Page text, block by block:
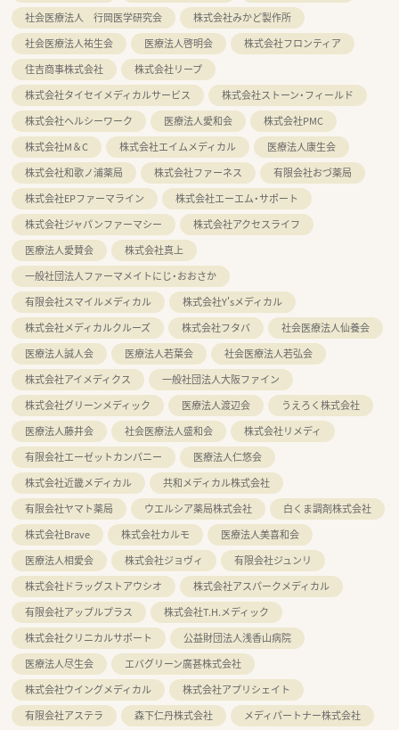
社会医療法人 行岡医学研究会
株式会社みかど製作所
社会医療法人祐生会
医療法人啓明会
株式会社フロンティア
住吉商事株式会社
株式会社リープ
株式会社タイセイメディカルサービス
株式会社ストーン・フィールド
株式会社ヘルシーワーク
医療法人愛和会
株式会社PMC
株式会社M＆C
株式会社エイムメディカル
医療法人康生会
株式会社和歌ノ浦薬局
株式会社ファーネス
有限会社おづ薬局
株式会社EPファーマライン
株式会社エーエム・サポート
株式会社ジャパンファーマシー
株式会社アクセスライフ
医療法人愛賛会
株式会社真上
一般社団法人ファーマメイトにじ・おおさか
有限会社スマイルメディカル
株式会社Y'sメディカル
株式会社メディカルクルーズ
株式会社フタバ
社会医療法人仙養会
医療法人誠人会
医療法人若葉会
社会医療法人若弘会
株式会社アイメディクス
一般社団法人大阪ファイン
株式会社グリーンメディック
医療法人渡辺会
うえろく株式会社
医療法人藤井会
社会医療法人盛和会
株式会社リメディ
有限会社エーゼットカンパニー
医療法人仁悠会
株式会社近畿メディカル
共和メディカル株式会社
有限会社ヤマト薬局
ウエルシア薬局株式会社
白くま調剤株式会社
株式会社Brave
株式会社カルモ
医療法人美喜和会
医療法人相愛会
株式会社ジョヴィ
有限会社ジュンリ
株式会社ドラッグストアウシオ
株式会社アスパークメディカル
有限会社アップルプラス
株式会社T.H.メディック
株式会社クリニカルサポート
公益財団法人浅香山病院
医療法人尽生会
エバグリーン廣甚株式会社
株式会社ウイングメディカル
株式会社アプリシェイト
有限会社アステラ
森下仁丹株式会社
メディパートナー株式会社